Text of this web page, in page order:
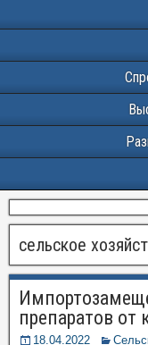
сельское
препаратов
18.04.2022